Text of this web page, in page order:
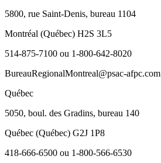
5800, rue Saint-Denis, bureau 1104
Montréal (Québec) H2S 3L5
514-875-7100 ou 1-800-642-8020
BureauRegionalMontreal@psac-afpc.com
Québec
5050, boul. des Gradins, bureau 140
Québec (Québec) G2J 1P8
418-666-6500 ou 1-800-566-6530